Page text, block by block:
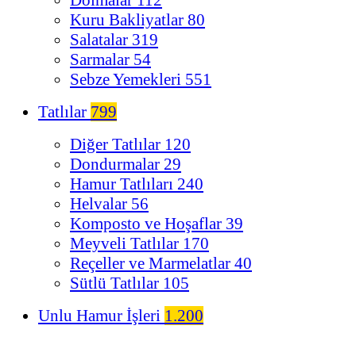
Kuru Bakliyatlar 80
Salatalar 319
Sarmalar 54
Sebze Yemekleri 551
Tatlılar 799
Diğer Tatlılar 120
Dondurmalar 29
Hamur Tatlıları 240
Helvalar 56
Komposto ve Hoşaflar 39
Meyveli Tatlılar 170
Reçeller ve Marmelatlar 40
Sütlü Tatlılar 105
Unlu Hamur İşleri 1.200